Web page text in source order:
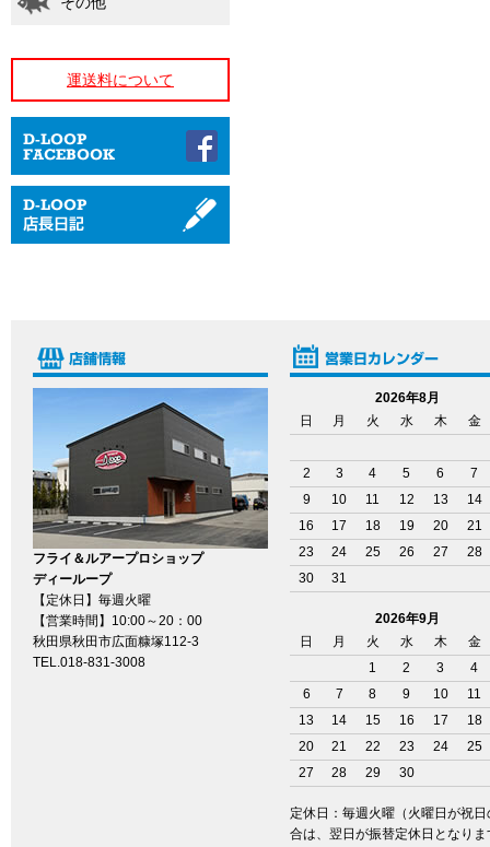
運送料について
フライ＆ルアープロショップ
ディーループ
【定休日】毎週火曜
【営業時間】10:00～20：00
秋田県秋田市広面糠塚112-3
TEL.018-831-3008
2026年8月
日
月 火 水 木 金
2 3 4 5 6
7
9
10 11 12 13
14
16
17 18 19 20
21
23
24 25 26 27
28
30
31
2026年9月
日
月 火 水 木
金
1
2 3
4
6
7 8 9 10
11
13
14 15 16 17
18
20
21 22 23 24
25
27
28 29 30
定休日：毎週火曜（火曜日が祝日
合は、翌日が振替定休日となりま